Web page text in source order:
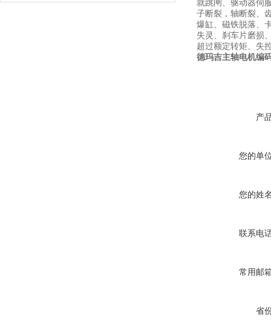
就跳闸、驱动器伺
子断裂，轴断裂、
爆缸、磁铁脱落、
失灵、刹车片磨损
超过额定转矩、失
德玛吉主轴电机编
产
您的单
您的姓
联系电
常用邮
省